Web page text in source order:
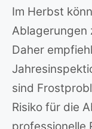
Im Herbst
Ablagerungen
Daher
sind
Risiko für die